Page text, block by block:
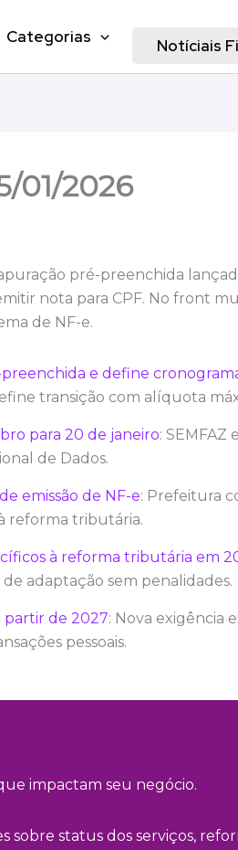
Categorias Notíciais
01/2026
pré-preenchida
nota para CPF. No front
de NF-e.
e define
transição com alíquota
para 20 de janeiro: SEMFAZ
de Dados.
emissão de NF-e: Prefeitura
reforma tributária.
à reforma tributária em
adaptação sem penalidades.
partir de 2027: Nova exigência
pessoais.
impactam seu negócio.
sobre status dos serviços,